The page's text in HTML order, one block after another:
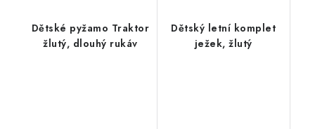
Dětské pyžamo Traktor
žlutý, dlouhý rukáv
Dětský letní komplet
ježek, žlutý